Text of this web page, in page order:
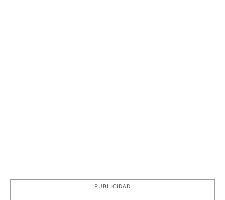
PUBLICIDAD